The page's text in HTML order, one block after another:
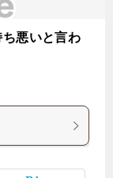
ち悪いと言わ